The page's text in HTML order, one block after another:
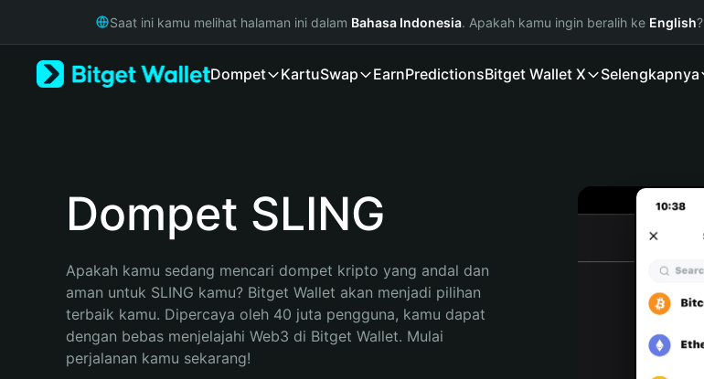
Русский
Bahasa Indonesia
Saat ini kamu melihat halaman ini dalam Bahasa Indonesia. Apakah kamu ingin beralih ke English?
Dompet KartuSwap EarnPredictionsBitget Wallet X Selengkapnya
Dompet SLING
Apakah kamu sedang mencari dompet kripto yang andal dan
aman untuk SLING kamu? Bitget Wallet akan menjadi pilihan
terbaik kamu. Dipercaya oleh 40 juta pengguna, kamu dapat
dengan bebas menjelajahi Web3 di Bitget Wallet. Mulai
perjalanan kamu sekarang!